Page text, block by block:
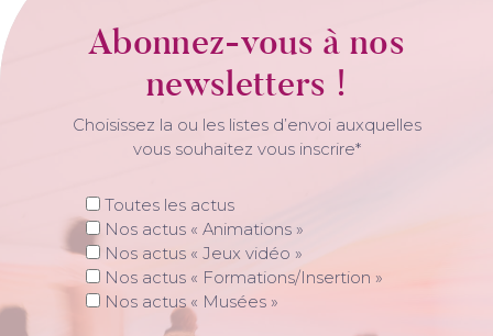
Abonnez-vous à nos
newsletters !
Choisissez la ou les listes d’envoi auxquelles
vous souhaitez vous inscrire*
Toutes les actus
Nos actus « Animations »
Nos actus « Jeux vidéo »
Nos actus « Formations/Insertion »
Nos actus « Musées »